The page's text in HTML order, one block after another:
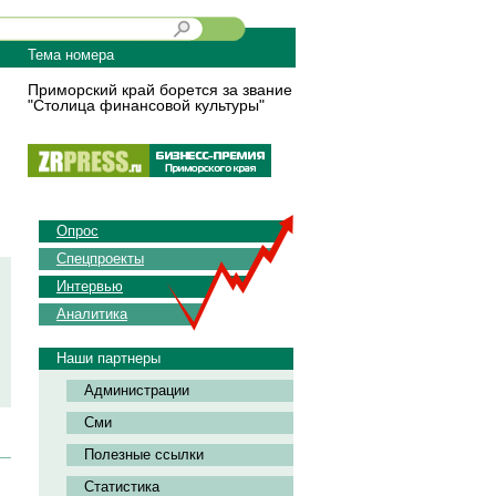
Тема номера
Приморский край борется за звание
"Столица финансовой культуры"
Опрос
Спецпроекты
Интервью
Аналитика
Наши партнеры
Администрации
Сми
Полезные ссылки
Статистика